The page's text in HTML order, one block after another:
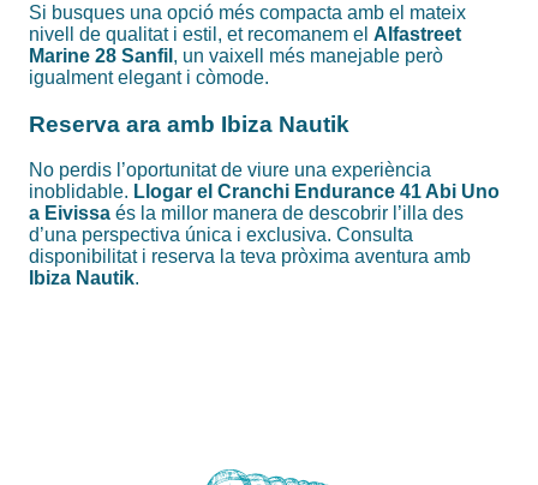
Si busques una opció més compacta amb el mateix
nivell de qualitat i estil, et recomanem el Alfastreet
Marine 28 Sanfil , un vaixell més manejable però
igualment elegant i còmode.
Reserva ara amb Ibiza Nautik
No perdis l’oportunitat de viure una experiència
inoblidable. Llogar el Cranchi Endurance 41 Abi Uno
a Eivissa és la millor manera de descobrir l’illa des
d’una perspectiva única i exclusiva. Consulta
disponibilitat i reserva la teva pròxima aventura amb
Ibiza Nautik.